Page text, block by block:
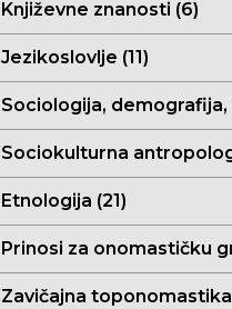
Književne znanosti (6)
Jezikoslovlje (11)
Sociologija, demografija,
Sociokulturna
Etnologija (21)
Prinosi za onomastičku
Zavičajna toponomastika